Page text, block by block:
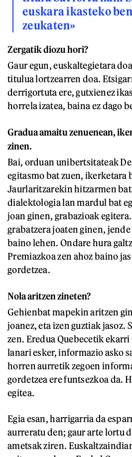
euskara ikasteko
zeukaten»
Zergatik diozu hori?
Gaur egun, euskaltegietara
titulua lortzearren doa.
derrigortuta ere, gutxienez
horrela izatea, baina ez dago
Gradua amaitu zenuenean,
zinen.
Bai, orduan unibertsitateak
egitasmo bat zuen, ikerketara
Jaurlaritzarekin hitzarmen
dialektologia lan mardul bat
joan ginen, grabazioak
grabatzera joaten ginen,
baino lehen. Ondare hura
Premiazkoa zen ahoz baino
gordetzea.
Nola aritzen zineten?
Gehienbat mapekin aritzen
joanez, eta izen guztiak jasoz.
zen. Eredua Quebecetik
lanari esker, informazio asko
horren aurretik zegoen
gordetzea ere funtsezkoa da.
egitea.
Egia esan, harrigarria da
aurreratu den; gaur arte lortu
ametsak ziren.